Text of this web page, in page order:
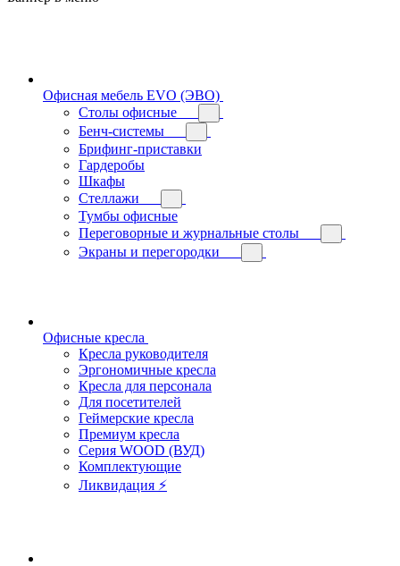
Офисная мебель EVO (ЭВО)
Cтолы офисные
Бенч-системы
Брифинг-приставки
Гардеробы
Шкафы
Стеллажи
Тумбы офисные
Переговорные и журнальные столы
Экраны и перегородки
Офисные кресла
Кресла руководителя
Эргономичные кресла
Кресла для персонала
Для посетителей
Геймерские кресла
Премиум кресла
Серия WOOD (ВУД)
Комплектующие
Ликвидация ⚡